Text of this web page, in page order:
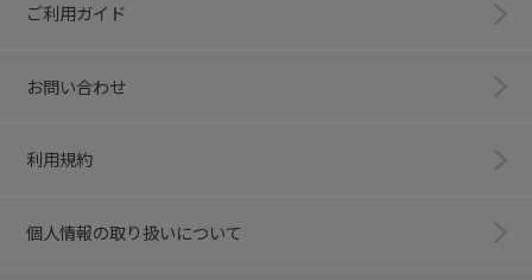
ご利用ガイド
お問い合わせ
利用規約
個人情報の取り扱いについて